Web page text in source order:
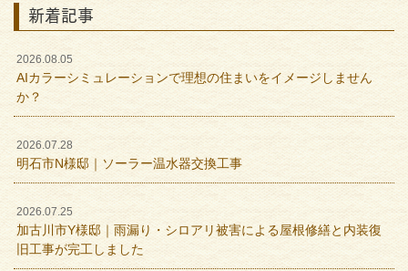
新着記事
2026.08.05
AIカラーシミュレーションで理想の住まいをイメージしません
か？
2026.07.28
明石市N様邸｜ソーラー温水器交換工事
2026.07.25
加古川市Y様邸｜雨漏り・シロアリ被害による屋根修繕と内装復
旧工事が完工しました